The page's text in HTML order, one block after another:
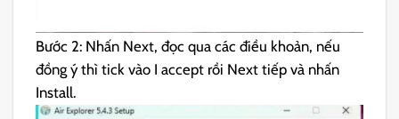
Bước 2: Nhấn Next, đọc qua các điều khoản, nếu
đồng ý thì tick vào I accept rồi Next tiếp và nhấn
Install.